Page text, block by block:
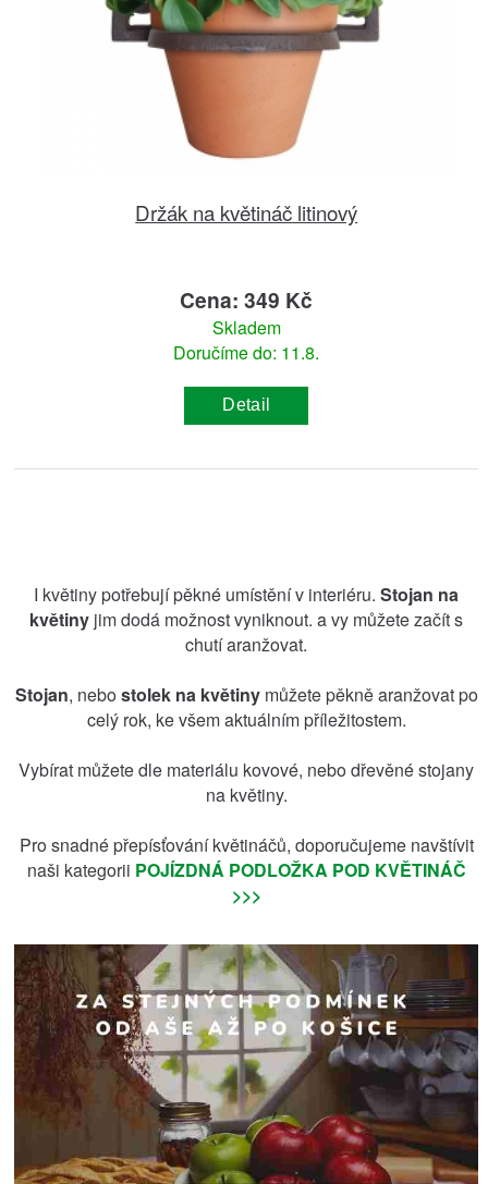
Držák na květináč litinový
Cena: 349 Kč
Skladem
Doručíme do: 11.8.
Detail
I květiny potřebují pěkné umístění v interiéru.Stojan na
květiny jim dodá možnost vyniknout. a vy můžete začít s
chutí aranžovat.
Stojan, nebo stolek na květinymůžete pěkně aranžovat po
celý rok, ke všem aktuálním příležitostem.
Vybírat můžete dle materiálu kovové, nebo dřevěné stojany
na květiny.
Pro snadné přepísťování květináčů, doporučujeme navštívit
naši kategorii POJÍZDNÁ PODLOŽKA POD KVĚTINÁČ
>>>